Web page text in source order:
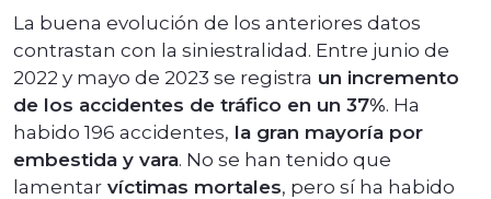
La buena evolución de los anteriores datos
contrastan con la siniestralidad. Entre junio de
2022 y mayo de 2023 se registra un incremento
de los accidentes de tráfico en un 37%. Ha
habido 196 accidentes, la gran mayoría por
embestida y vara. No se han tenido que
lamentar víctimas mortales, pero sí ha habido